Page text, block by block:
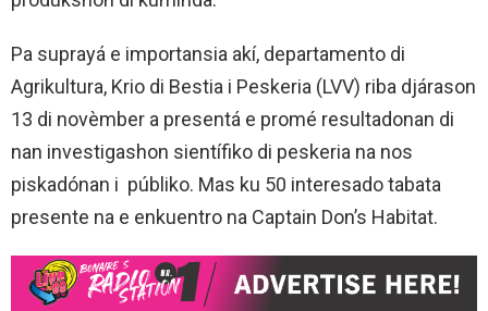
Pa suprayá e importansia akí, departamento di
Agrikultura, Krio di Bestia i Peskeria (LVV) riba djárason
13 di novèmber a presentá e promé resultadonan di
nan investigashon sientífiko di peskeria na nos
piskadónan i públiko. Mas ku 50 interesado tabata
presente na e enkuentro na Captain Don’s Habitat.